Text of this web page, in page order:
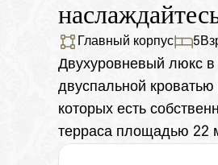
Главный корпус 5
Двухуровневый люкс
двуспальной
которых есть
терраса площадью 22